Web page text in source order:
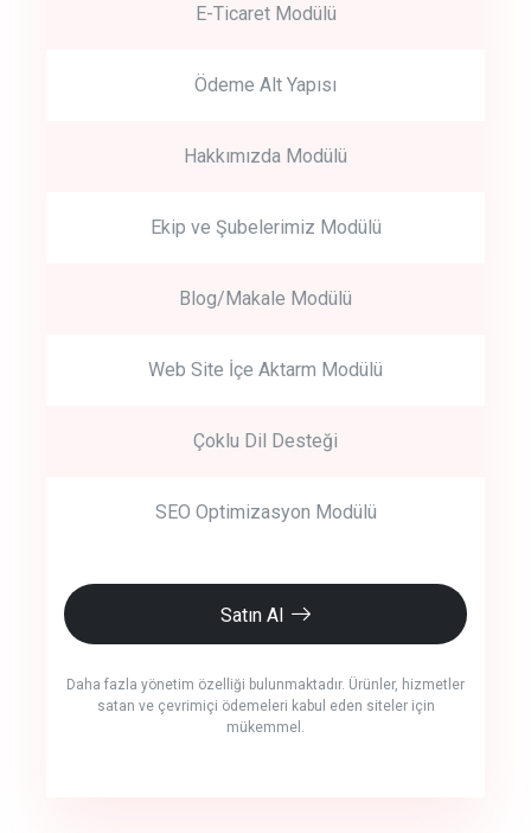
E-Ticaret Modülü
Ödeme Alt Yapısı
Hakkımızda Modülü
Ekip ve Şubelerimiz Modülü
Blog/Makale Modülü
Web Site İçe Aktarm Modülü
Çoklu Dil Desteği
SEO Optimizasyon Modülü
Satın Al
Daha fazla yönetim özelliği bulunmaktadır. Ürünler, hizmetler
satan ve çevrimiçi ödemeleri kabul eden siteler için
mükemmel.